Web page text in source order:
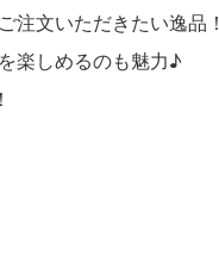
注文いただきたい逸品！
楽しめるのも魅力♪